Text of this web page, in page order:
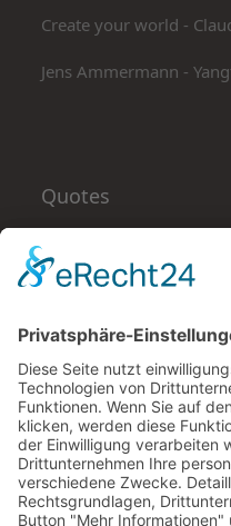
Create your world -
Jens Ammermann -
Quotes
Alles, was wir für uns
andere, und alles, was
auch für uns selbst.
Thich Nhat Hanh
Ich bin auch auf